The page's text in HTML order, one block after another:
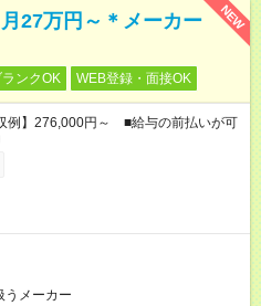
NEW
27万円～＊メーカー
ランクOK WEB登録・面接OK
】276,000円～ ■給与の前払いが可
うメーカー